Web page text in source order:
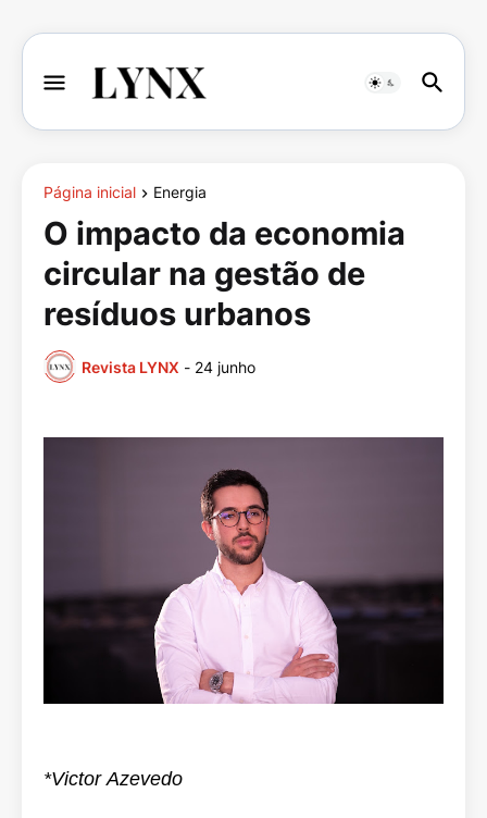
Página inicial Energia
O impacto da economia
circular na gestão de
resíduos urbanos
Revista LYNX - 24 junho
*Victor Azevedo